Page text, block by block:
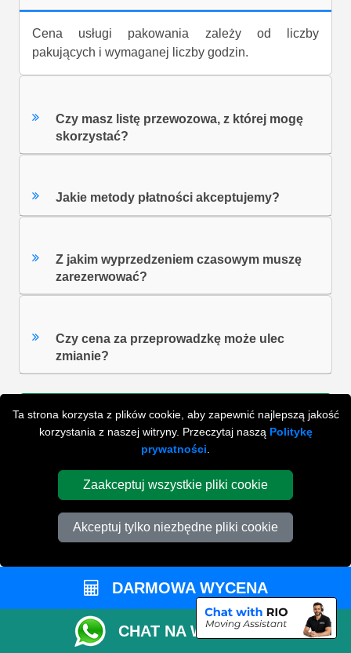
Ta strona korzysta z plików cookie, aby zapewnić najlepszą jakość
korzystania z naszej witryny. Przeczytaj naszą Politykę
prywatności
Zaakceptuj wszystkie pliki cookie
Akceptuj tylko niezbędne pliki cookie
Cena usługi pakowania zależy od liczby
pakujących i wymaganej liczby godzin.
Czy masz listę przewozowa, z której mogę
skorzystać?
Jakie metody płatności akceptujemy?
Z jakim wyprzedzeniem czasowym muszę
zarezerwować?
Czy cena za przeprowadzkę może ulec
zmianie?
ZOBACZ WSZYSTKIE FAQ'S
WYSZUKAJ W NAJCZĘŚCIEJ ZADAWANYCH
PYTANIACH
ZACZNIJ WPISYWAĆ SWOJE PYTANIE I WYBIERZ Z
DARMOWA WYCENA
CHAT NA WHATSAPP